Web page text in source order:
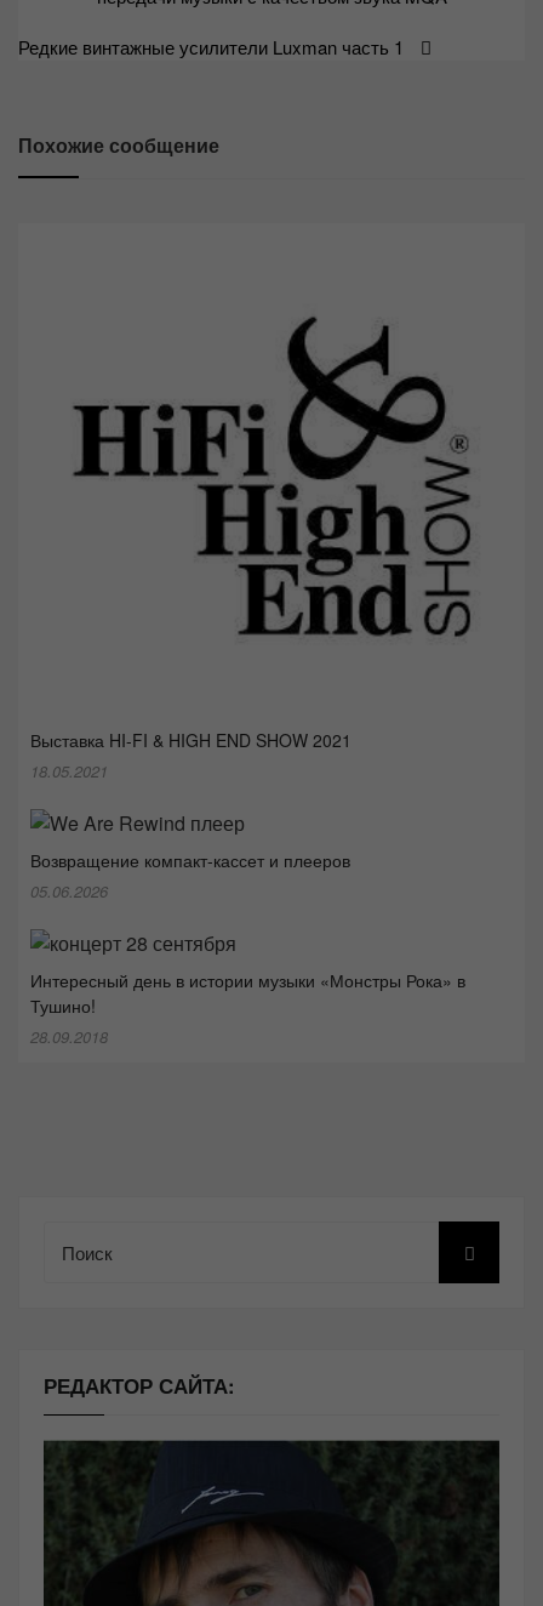
записям
Редкие винтажные усилители Luxman часть 1
Похожие сообщение
Выставка HI-FI & HIGH END SHOW 2021
18.05.2021
Возвращение компакт-кассет и плееров
05.06.2026
Интересный день в истории музыки «Монстры Рока» в
Тушино!
28.09.2018
РЕДАКТОР САЙТА: